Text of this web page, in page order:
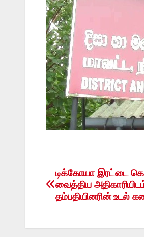
Post
navigation
டிக்கோயா இரட்டை
வைத்திய
தம்பதியினரின் உடல்